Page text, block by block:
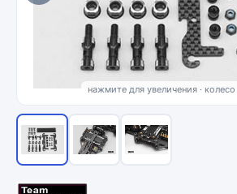
нажмите для увеличения ·